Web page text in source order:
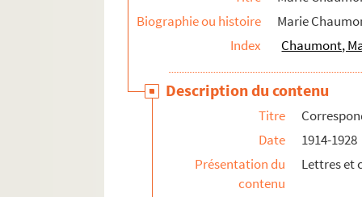
8-MS-FS-15-178. Pert, Camille
8-MS-FS-15-179. Pingrenon, Renée
8-MS-FS-15-180. Ragon-Hammer, A.
8-MS-FS-15-183. Rochefort, Henri
4-MS-FS-15-0683. Salès, J.
Biographie ou histoire
Marie
Index
Chaumont,
Description du contenu
Titre
Date
1914-1928
Présentation du
contenu
Lettres et